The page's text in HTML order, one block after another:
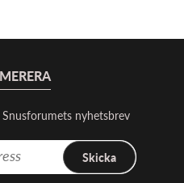
nyhetsbrev
Skicka